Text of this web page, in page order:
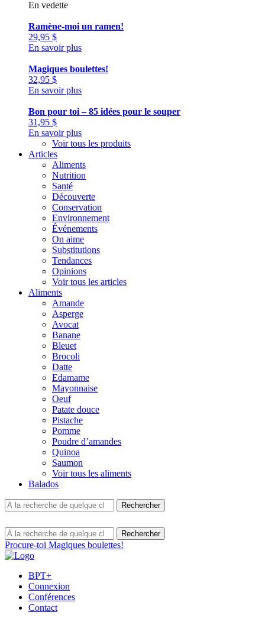
En vedette
Ramène-moi un ramen!
29,95 $
En savoir plus
Magiques boulettes!
32,95 $
En savoir plus
Bon pour toi – 85 idées pour le souper
31,95 $
En savoir plus
Voir tous les produits
Articles
Aliments
Nutrition
Santé
Découverte
Conservation
Environnement
Événements
On aime
Substitutions
Tendances
Opinions
Voir tous les articles
Aliments
Amande
Asperge
Avocat
Banane
Bleuet
Brocoli
Datte
Edamame
Mayonnaise
Oeuf
Patate douce
Pistache
Pomme
Poudre d’amandes
Quinoa
Saumon
Voir tous les aliments
Balados
Procure-toi Magiques boulettes!
BPT+
Connexion
Conférences
Contact